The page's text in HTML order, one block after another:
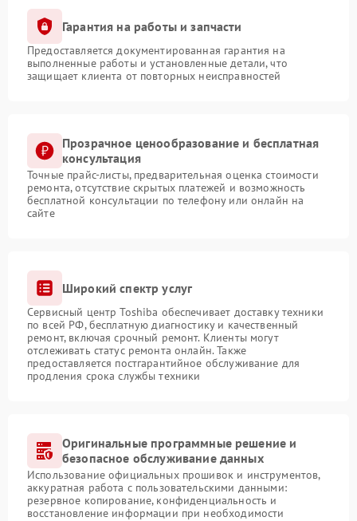
Гарантия на работы и запчасти
Предоставляется документированная гарантия на
выполненные работы и установленные детали, что
защищает клиента от повторных неисправностей
Прозрачное ценообразование и бесплатная
консультация
Точные прайс-листы, предварительная оценка стоимости
ремонта, отсутствие скрытых платежей и возможность
бесплатной консультации по телефону или онлайн на
сайте
Широкий спектр услуг
Сервисный центр Toshiba обеспечивает доставку техники
по всей РФ, бесплатную диагностику и качественный
ремонт, включая срочный ремонт. Клиенты могут
отслеживать статус ремонта онлайн. Также
предоставляется постгарантийное обслуживание для
продления срока службы техники
Оригинальные программные решение и
безопасное обслуживание данных
Использование официальных прошивок и инструментов,
аккуратная работа с пользовательскими данными:
резервное копирование, конфиденциальность и
восстановление информации при необходимости